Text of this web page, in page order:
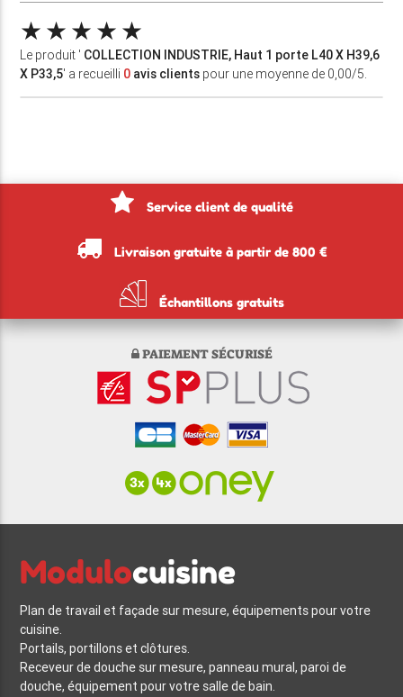
Le produit ' COLLECTION INDUSTRIE, Haut 1 porte L40 X H39,6
X P33,5' a recueilli 0 avis clients pour une moyenne de 0,00/5.
Service client de qualité
Livraison gratuite à partir de 800 €
Échantillons gratuits
PAIEMENT SÉCURISÉ
Modulocuisine
Plan de travail et façade sur mesure, équipements pour votre
cuisine.
Portails, portillons et clôtures.
Receveur de douche sur mesure, panneau mural, paroi de
douche, équipement pour votre salle de bain.